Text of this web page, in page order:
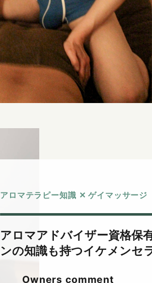
アロマテラピー知識 ✕ ゲイマッサージ
アロマアドバイザー資格保
ンの知識も持つイケメンセ
Owners comment